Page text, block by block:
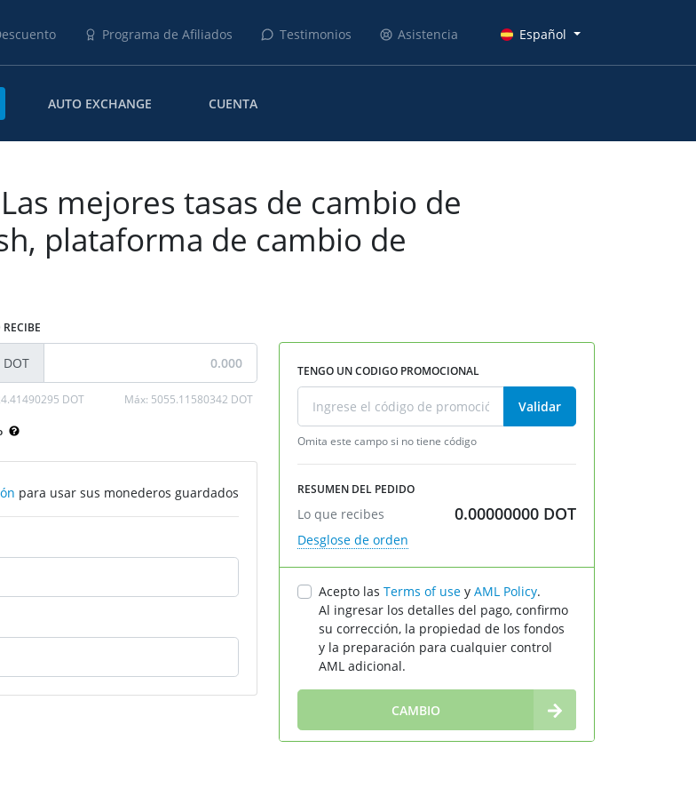
Programa de Afiliados Testimonios Asistencia Español
AUTO EXCHANGE CUENTA
mejores tasas de cambio de
plataforma de cambio de
RECIBE
DOT
DOT Máx: 5055.11580342 DOT
para usar sus monederos guardados
TENGO UN CODIGO PROMOCIONAL
Validar
Omita este campo si no tiene código
RESUMEN DEL PEDIDO
Lo que recibes 0.00000000 DOT
Desglose de orden
Acepto las Terms of use у AML Policy.
Al ingresar los detalles del pago, confirmo
su corrección, la propiedad de los fondos
y la preparación para cualquier control
AML adicional.
CAMBIO